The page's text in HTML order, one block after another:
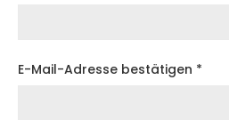
E-Mail-Adresse bestätigen *